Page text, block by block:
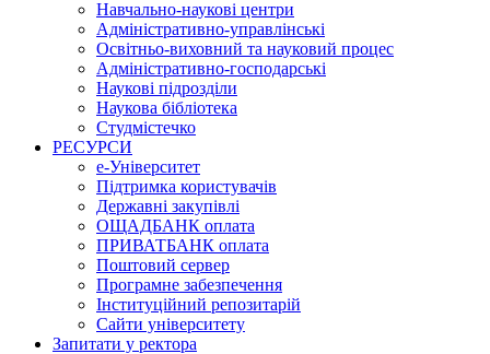
Навчально-наукові центри
Адміністративно-управлінські
Освітньо-виховний та науковий процес
Адміністративно-господарські
Наукові підрозділи
Наукова бібліотека
Студмістечко
РЕСУРСИ
е-Університет
Підтримка користувачів
Державні закупівлі
ОЩАДБАНК оплата
ПРИВАТБАНК оплата
Поштовий сервер
Програмне забезпечення
Інституційний репозитарій
Сайти університету
Запитати у ректора